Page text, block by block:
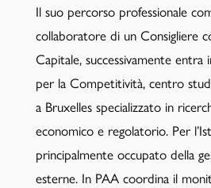
Il suo percorso professionale
collaboratore di un Consigliere
Capitale, successivamente
per la Competitività, centro
a Bruxelles specializzato in
economico e regolatorio. Per
principalmente occupato della
esterne. In PAA coordina il